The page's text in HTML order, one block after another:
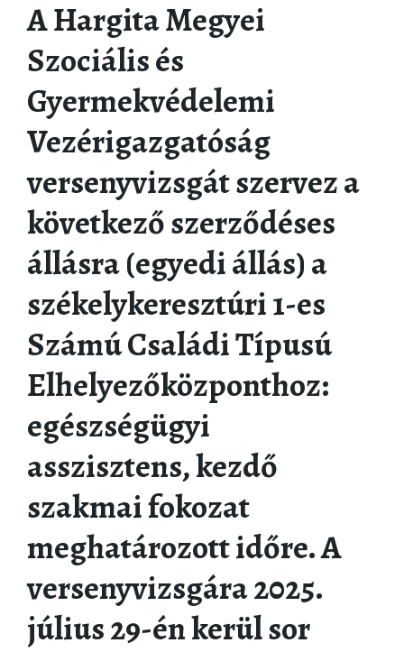
A Hargita Megyei
Szociális és
Gyermekvédelemi
Vezérigazgatóság
versenyvizsgát szervez a
következő szerződéses
állásra (egyedi állás) a
székelykeresztúri 1-es
Számú Családi Típusú
Elhelyezőközponthoz:
egészségügyi
asszisztens, kezdő
szakmai fokozat
meghatározott időre. A
versenyvizsgára 2025.
július 29-én kerül sor